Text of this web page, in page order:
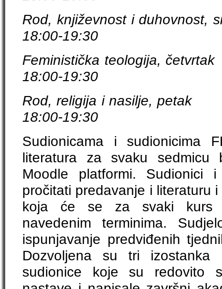
Rod, književnost i
18:00-19:30
Feministička
18:00-19:30
Rod, religija i
18:00-19:30
Sudionicama i sudionicima
literatura za svaku
Moodle platformi. Sudionici
pročitati predavanje i literaturu
koja će se za svaki kurs
navedenim terminima.
ispunjavanje predviđenih
Dozvoljena su tri
sudionice koje su redovito